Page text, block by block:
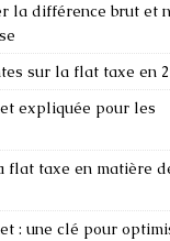
la différence brut et
sur la flat taxe en
expliquée pour les
flat taxe en matière
: une clé pour